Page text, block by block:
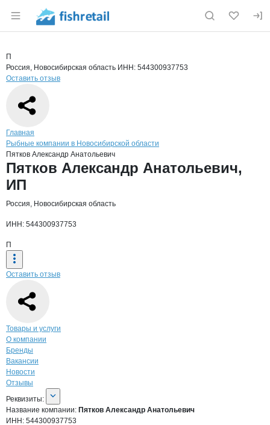
Раздел навигации по сайту fishretail.ru
Страница компанииПятков
Страница компании
Краткая информация о компании
П
Россия, Новосибирская область ИНН: 544300937753
Оставить отзыв
Навигация по сайту
Главная
Рыбные компании в Новосибирской области
Пятков Александр Анатольевич
Основная информация о компании
Пятков Александр Анатольевич,
ИП
Россия, Новосибирская область
ИНН: 544300937753
П
Оставить отзыв
Навигация по странице
Товары и услуги
О компании
Бренды
Вакансии
Новости
Отзывы
О компании
Реквизиты
Реквизиты:
Название компании: Пятков Александр Анатольевич
ИНН: 544300937753